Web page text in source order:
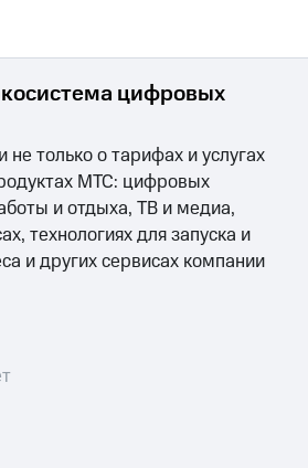
цифровых
не только о тарифах и услугах
МТС: цифровых
и отдыха, ТВ и медиа,
технологиях для запуска и
и других сервисах компании